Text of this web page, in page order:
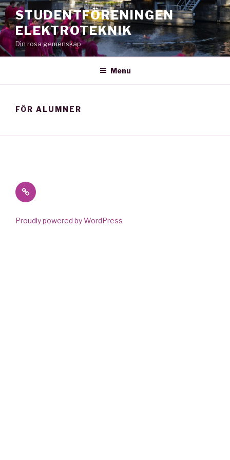
Skip
to
content
STUDENTFÖRENINGEN
ELEKTROTEKNIK
Din rosa gemenskap
Menu
FÖR ALUMNER
Ny
hemsida!
Proudly powered by WordPress